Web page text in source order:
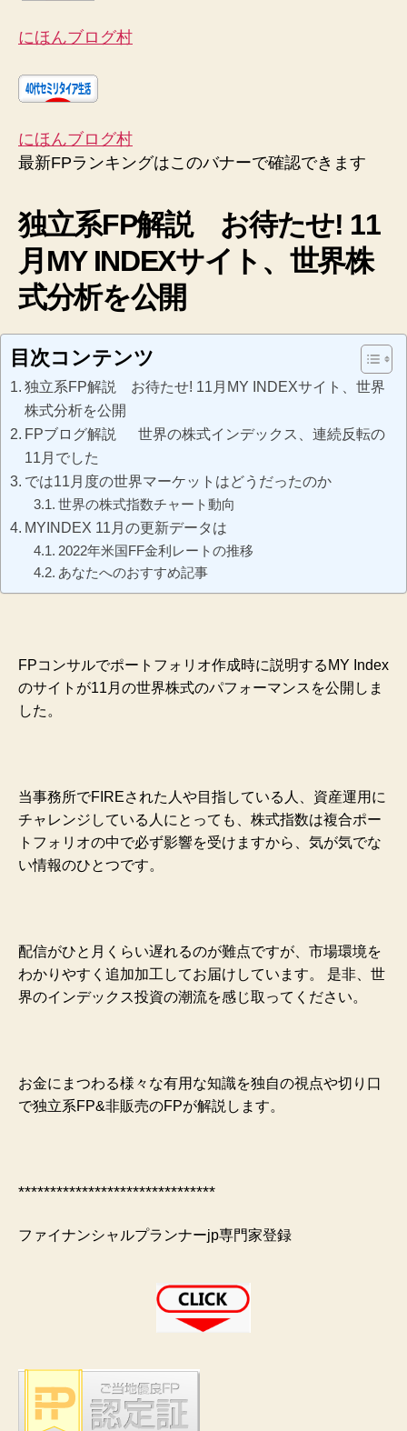
にほんブログ村
にほんブログ村
最新FPランキングはこのバナーで確認できます
独立系FP解説 お待たせ! 11
月MY INDEXサイト、世界株
式分析を公開
目次コンテンツ
独立系FP解説 お待たせ! 11月MY INDEXサイト、世界
株式分析を公開
FPブログ解説 世界の株式インデックス、連続反転の
11月でした
では11月度の世界マーケットはどうだったのか
世界の株式指数チャート動向
MYINDEX 11月の更新データは
2022年米国FF金利レートの推移
あなたへのおすすめ記事
FPコンサルでポートフォリオ作成時に説明するMY Index
のサイトが11月の世界株式のパフォーマンスを公開しま
した。
当事務所でFIREされた人や目指している人、資産運用に
チャレンジしている人にとっても、株式指数は複合ポー
トフォリオの中で必ず影響を受けますから、気が気でな
い情報のひとつです。
配信がひと月くらい遅れるのが難点ですが、市場環境を
わかりやすく追加加工してお届けしています。 是非、世
界のインデックス投資の潮流を感じ取ってください。
お金にまつわる様々な有用な知識を独自の視点や切り口
で独立系FP&非販売のFPが解説します。
*******************************
ファイナンシャルプランナーjp専門家登録